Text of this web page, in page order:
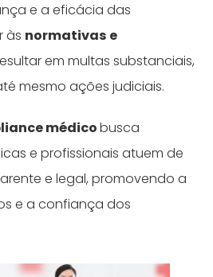
e a eficácia das
às normativas e
em multas substanciais,
mesmo ações judiciais.
médicobusca
e profissionais atuem de
e legal, promovendo a
e a confiança dos